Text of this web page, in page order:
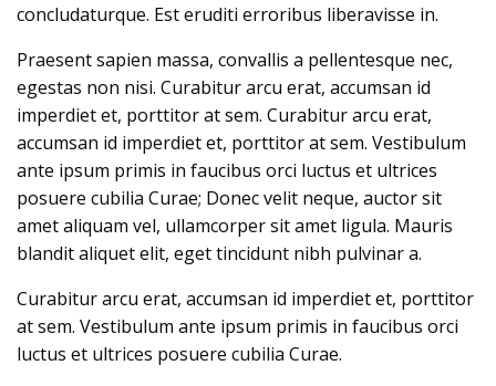
concludaturque. Est eruditi erroribus liberavisse in.
Praesent sapien massa, convallis a pellentesque nec,
egestas non nisi. Curabitur arcu erat, accumsan id
imperdiet et, porttitor at sem. Curabitur arcu erat,
accumsan id imperdiet et, porttitor at sem. Vestibulum
ante ipsum primis in faucibus orci luctus et ultrices
posuere cubilia Curae; Donec velit neque, auctor sit
amet aliquam vel, ullamcorper sit amet ligula. Mauris
blandit aliquet elit, eget tincidunt nibh pulvinar a.
Curabitur arcu erat, accumsan id imperdiet et, porttitor
at sem. Vestibulum ante ipsum primis in faucibus orci
luctus et ultrices posuere cubilia Curae.